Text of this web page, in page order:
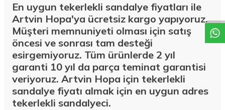
En uygun tekerlekli sandalye fiyatları ile
Artvin Hopa'ya ücretsiz kargo yapıyoruz.
Müşteri memnuniyeti olması için satış
öncesi ve sonrası tam desteği
esirgemiyoruz. Tüm ürünlerde 2 yıl
garanti 10 yıl da parça teminat garantisi
veriyoruz. Artvin Hopa için tekerlekli
sandalye fiyatı almak için en uygun adres
tekerlekli sandalyeci.